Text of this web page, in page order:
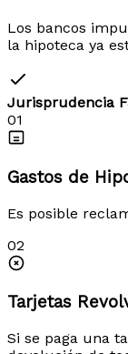
Los bancos
la hipoteca ya
Jurisprudencia
01
Gastos de
Es posible
02
Tarjetas
Si se paga una